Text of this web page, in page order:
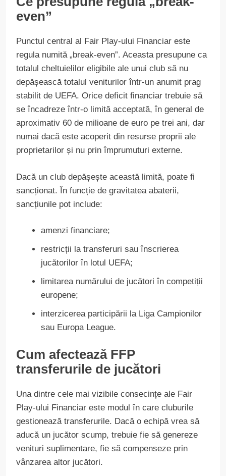
even”
Punctul central al Fair Play-ului Financiar este
regula numită „break-even”. Aceasta presupune ca
totalul cheltuielilor eligibile ale unui club să nu
depășească totalul veniturilor într-un anumit prag
stabilit de UEFA. Orice deficit financiar trebuie să
se încadreze într-o limită acceptată, în general de
aproximativ 60 de milioane de euro pe trei ani, dar
numai dacă este acoperit din resurse proprii ale
proprietarilor și nu prin împrumuturi externe.
Dacă un club depășește această limită, poate fi
sancționat. În funcție de gravitatea abaterii,
sancțiunile pot include:
amenzi financiare;
restricții la transferuri sau înscrierea
jucătorilor în lotul UEFA;
limitarea numărului de jucători în competiții
europene;
interzicerea participării la Liga Campionilor
sau Europa League.
Cum afectează FFP
transferurile de jucători
Una dintre cele mai vizibile consecințe ale Fair
Play-ului Financiar este modul în care cluburile
gestionează transferurile. Dacă o echipă vrea să
aducă un jucător scump, trebuie fie să genereze
venituri suplimentare, fie să compenseze prin
vânzarea altor jucători.